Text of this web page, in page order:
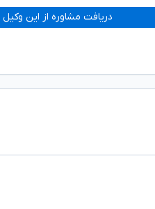
دریافت مشاوره از این وکیل